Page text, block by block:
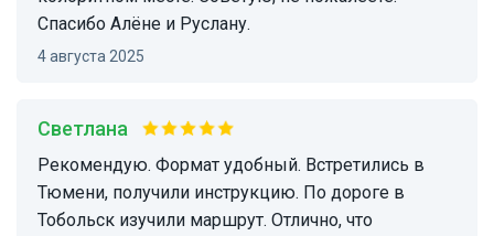
Спасибо Алёне и Руслану.
4 августа 2025
Светлана
Рекомендую. Формат удобный. Встретились в
Тюмени, получили инструкцию. По дороге в
Тобольск изучили маршрут. Отлично, что